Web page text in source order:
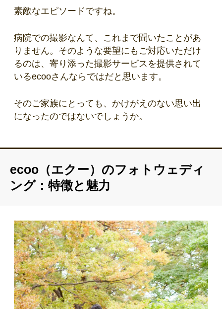
素敵なエピソードですね。
病院での撮影なんて、これまで聞いたことがあ
りません。そのような要望にもご対応いただけ
るのは、寄り添った撮影サービスを提供されて
いるecooさんならではだと思います。
そのご家族にとっても、かけがえのない思い出
になったのではないでしょうか。
ecoo（エクー）のフォトウェディ
ング：特徴と魅力